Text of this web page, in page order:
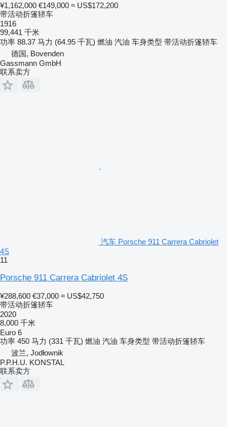
¥1,162,000 €149,000 ≈ US$172,200
带活动折篷轿车
1916
99,441 千米
功率 88.37 马力 (64.95 千瓦) 燃油 汽油 车身类型 带活动折篷轿车
德国, Bovenden
Gassmann GmbH
联系卖方
汽车 Porsche 911 Carrera Cabriolet
4S
11
Porsche 911 Carrera Cabriolet 4S
¥288,600 €37,000 ≈ US$42,750
带活动折篷轿车
2020
8,000 千米
Euro 6
功率 450 马力 (331 千瓦) 燃油 汽油 车身类型 带活动折篷轿车
波兰, Jodłownik
P.P.H.U. KONSTAL
联系卖方